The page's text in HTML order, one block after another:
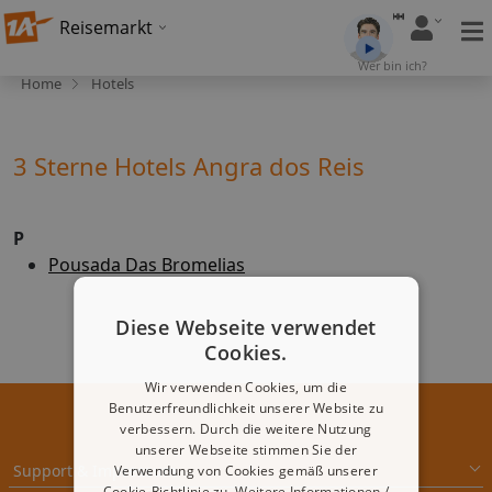
Reisemarkt
Wer bin ich?
Home Hotels
3 Sterne Hotels Angra dos Reis
P
Pousada Das Bromelias
Support & Impressum
Diese Webseite verwendet
Cookies.
Wir verwenden Cookies, um die
Benutzerfreundlichkeit unserer Website zu
verbessern. Durch die weitere Nutzung
unserer Webseite stimmen Sie der
Verwendung von Cookies gemäß unserer